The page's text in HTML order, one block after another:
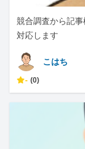
競合調査から記
対応します
こはち
- (0)